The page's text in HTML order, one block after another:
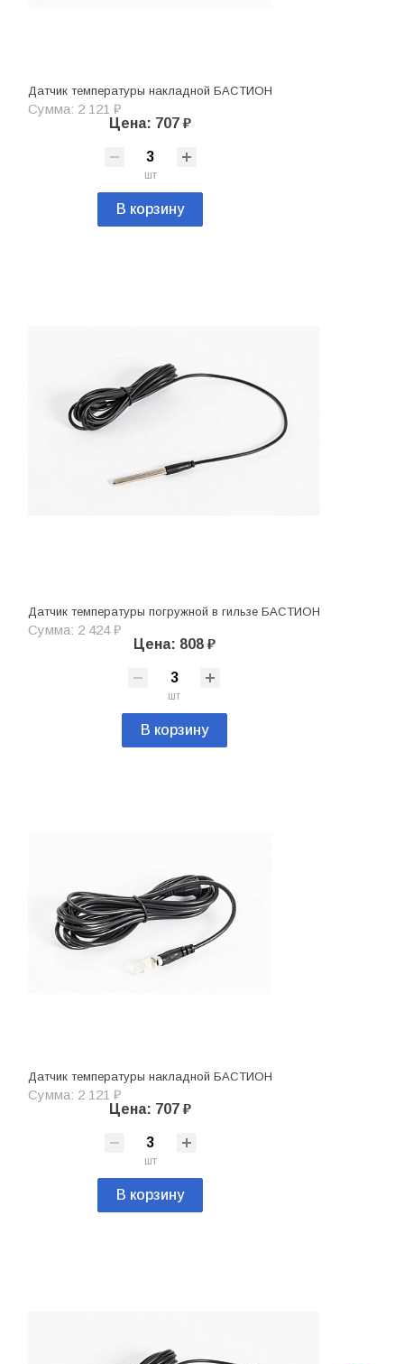
Датчик температуры накладной БАСТИОН
Сумма: 2 121 ₽
Цена: 707 ₽
шт
В корзину
Датчик температуры погружной в гильзе БАСТИОН
Сумма: 2 424 ₽
Цена: 808 ₽
шт
В корзину
Датчик температуры накладной БАСТИОН
Сумма: 2 121 ₽
Цена: 707 ₽
шт
В корзину